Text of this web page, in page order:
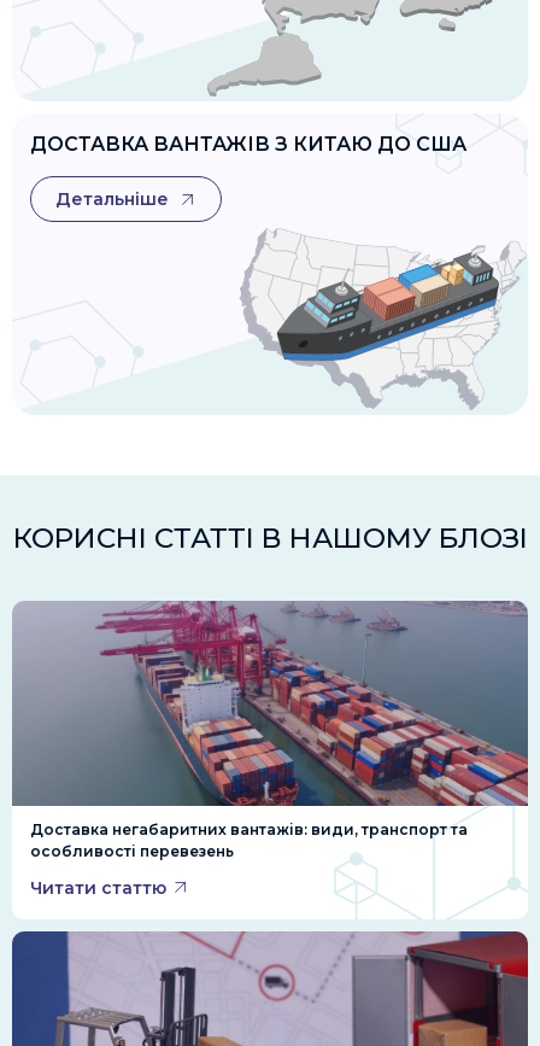
ДОСТАВКА ВАНТАЖІВ З КИТАЮ ДО США
Детальніше
КОРИСНІ СТАТТІ В НАШОМУ БЛОЗІ
Доставка негабаритних вантажів: види, транспорт та
особливості перевезень
Читати статтю